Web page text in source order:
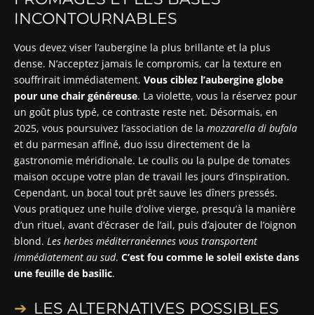
INCONTOURNABLES
Vous devez viser l’aubergine la plus brillante et la plus
dense. N’acceptez jamais le compromis, car la texture en
souffrirait immédiatement. Vous ciblez l’aubergine globe
pour une chair généreuse. La violette, vous la réservez pour
un goût plus typé, ce contraste reste net. Désormais, en
2025, vous poursuivez l’association de la mozzarella di bufala
et du parmesan affiné, duo issu directement de la
gastronomie méridionale. Le coulis ou la pulpe de tomates
maison occupe votre plan de travail les jours d’inspiration.
Cependant, un bocal tout prêt sauve les dîners pressés.
Vous pratiquez une huile d’olive vierge, presqu’à la manière
d’un rituel, avant d’écraser de l’ail, puis d’ajouter de l’oignon
blond. Les herbes méditerranéennes vous transportent
immédiatement au sud. C’est fou comme le soleil existe dans
une feuille de basilic.
LES ALTERNATIVES POSSIBLES